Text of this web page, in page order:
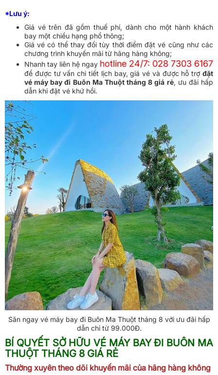
*Lưu ý:
Giá vé trên đã gồm thuế phí, dành cho một hành khách
bay một chiều hạng phổ thông;
Giá vé có thể thay đổi tùy thời điểm đặt vé cũng như các
chương trình khuyến mãi từ hãng hàng không;
Nhanh tay liên hệ ngay hotline 24/7: 028 7303 6167
để được tư vấn chi tiết lịch bay, giá vé và được hỗ trợ đặt
vé máy bay đi Buôn Ma Thuột tháng 8 giá rẻ, ưu đãi hấp
dẫn khi đặt vé khứ hồi.
Săn ngay vé máy bay đi Buôn Ma Thuột tháng 8 với ưu đãi hấp
dẫn chỉ từ 99.000Đ.
BÍ QUYẾT SỞ HỮU VÉ MÁY BAY ĐI BUÔN MA
THUỘT THÁNG 8 GIÁ RẺ
Thường xuyên theo dõi khuyến mãi của hãng hàng không